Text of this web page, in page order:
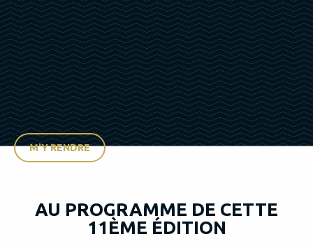
M'Y RENDRE
AU PROGRAMME DE CETTE
11ÈME ÉDITION